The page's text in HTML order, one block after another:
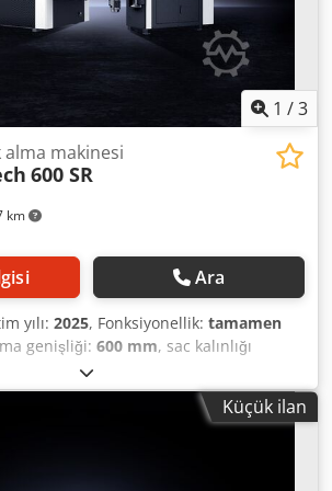
1 /3
km
alma makinesi
600 SR
Ara
yılı: 2025, Fonksiyonellik: tamamen
genişliği: 600 mm, sac kalınlığı
, iş parçası yüksekliği (maks.):
800 mm, Taşlama ve çapak alma
plazma kesimli parçaların işlenmesi için
Küçük ilan